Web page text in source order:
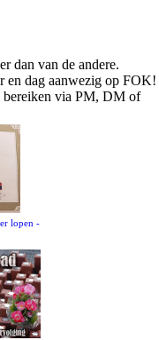
dan van de andere.
en dag aanwezig op FOK!
bereiken via PM, DM of
lopen -